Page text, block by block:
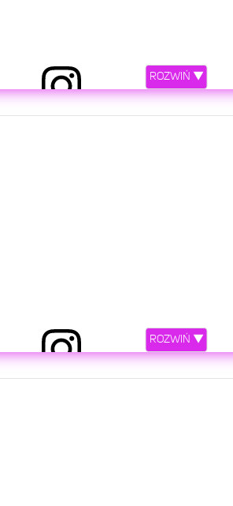
przez Lara Gessler (@lara_gessler)
przez Lara Gessler (@lara_gessler)
ROZWIŃ ▼
ROZWIŃ ▼